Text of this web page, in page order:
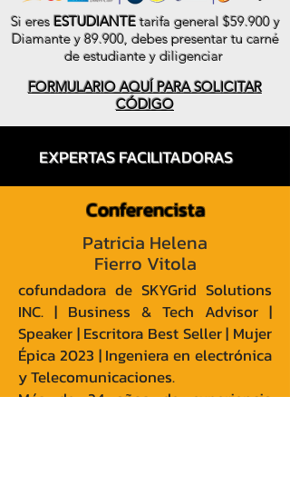
Si eres ESTUDIANTEtarifa general $59.900 y
Diamante y 89.900, debes presentar tu carné
de estudiante y diligenciar
FORMULARIO AQUÍ PARA SOLICITAR
CÓDIGO
EXPERTAS FACILITADORAS
Conferencista
Patricia Helena
Fierro Vitola
cofundadora de SKYGrid Solutions
INC. | Business & Tech Advisor |
Speaker | Escritora Best Seller | Mujer
Épica 2023 | Ingeniera en electrónica
y Telecomunicaciones.
Más de 24 años de experiencia